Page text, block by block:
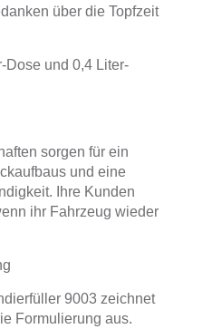
über die Topfzeit
Dose und 0,4 Liter-
sorgen für ein
und eine
Ihre Kunden
ihr Fahrzeug wieder
9003 zeichnet
Formulierung aus.